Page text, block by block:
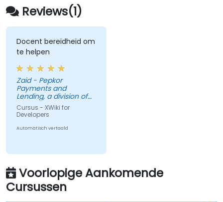
Reviews(1)
Docent bereidheid om
te helpen
Zaid - Pepkor
Payments and
Lending, a division of
Pepkor Trading (Pty)
Ltd
Cursus - XWiki for
Developers
Automatisch vertaald
Voorlopige Aankomende
Cursussen